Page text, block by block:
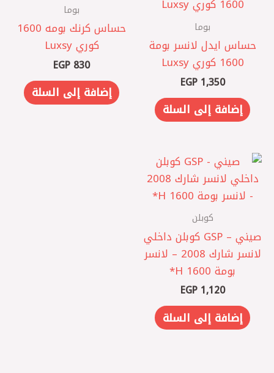
بوما
حساس ايدل لانسر بومة
1600 كوري Luxsy
EGP1,350
إضافة إلى السلة
بوما
حساس كرنك بومه 1600
كوري Luxsy
EGP 830
إضافة إلى السلة
كوبلن
صيني – GSP كوبلن داخلي
لانسر شارك 2008 – لانسر
بومة 1600 H*
EGP1,120
إضافة إلى السلة